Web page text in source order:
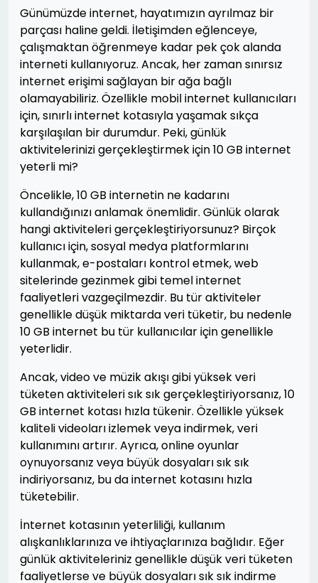
Günümüzde internet, hayatımızın ayrılmaz bir
parçası haline geldi. İletişimden eğlenceye,
çalışmaktan öğrenmeye kadar pek çok alanda
interneti kullanıyoruz. Ancak, her zaman sınırsız
internet erişimi sağlayan bir ağa bağlı
olamayabiliriz. Özellikle mobil internet kullanıcıları
için, sınırlı internet kotasıyla yaşamak sıkça
karşılaşılan bir durumdur. Peki, günlük
aktivitelerinizi gerçekleştirmek için 10 GB internet
yeterli mi?
Öncelikle, 10 GB internetin ne kadarını
kullandığınızı anlamak önemlidir. Günlük olarak
hangi aktiviteleri gerçekleştiriyorsunuz? Birçok
kullanıcı için, sosyal medya platformlarını
kullanmak, e-postaları kontrol etmek, web
sitelerinde gezinmek gibi temel internet
faaliyetleri vazgeçilmezdir. Bu tür aktiviteler
genellikle düşük miktarda veri tüketir, bu nedenle
10 GB internet bu tür kullanıcılar için genellikle
yeterlidir.
Ancak, video ve müzik akışı gibi yüksek veri
tüketen aktiviteleri sık sık gerçekleştiriyorsanız, 10
GB internet kotası hızla tükenir. Özellikle yüksek
kaliteli videoları izlemek veya indirmek, veri
kullanımını artırır. Ayrıca, online oyunlar
oynuyorsanız veya büyük dosyaları sık sık
indiriyorsanız, bu da internet kotasını hızla
tüketebilir.
İnternet kotasının yeterliliği, kullanım
alışkanlıklarınıza ve ihtiyaçlarınıza bağlıdır. Eğer
günlük aktiviteleriniz genellikle düşük veri tüketen
faaliyetlerse ve büyük dosyaları sık sık indirme